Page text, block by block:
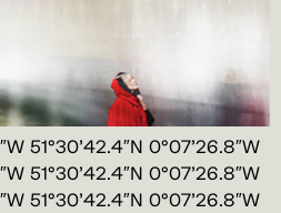
51°30’42.4″N 0°07’26.8″W
51°30’42.4″N 0°07’26.8″W
51°30’42.4″N 0°07’26.8″W